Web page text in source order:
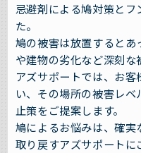
忌避剤による鳩対策と
た。
鳩の被害は放置すると
や建物の劣化など深刻な
アズサポートでは、お
い、その場所の被害レ
止策をご提案します。
鳩によるお悩みは、確
取り戻すアズサポートに